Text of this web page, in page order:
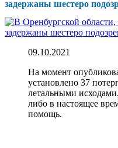
задержаны шестеро
09.10.2021
На момент
установлено 37
летальными
либо в настоящее
помощь.